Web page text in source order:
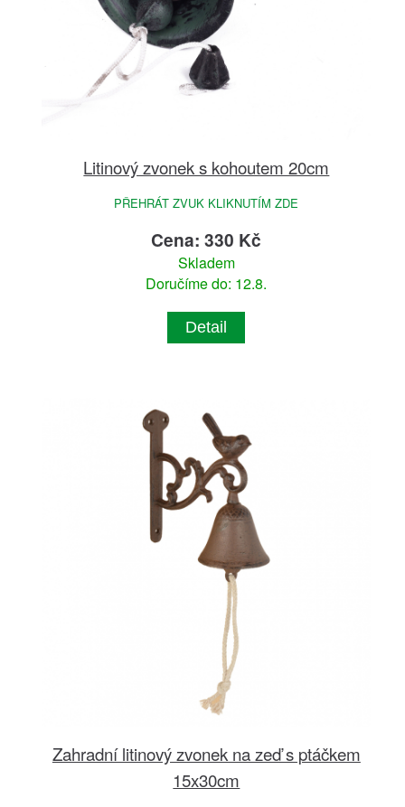
Litinový zvonek s kohoutem 20cm
PŘEHRÁT ZVUK KLIKNUTÍM ZDE
Cena: 330 Kč
Skladem
Doručíme do: 12.8.
Detail
Zahradní litinový zvonek na zeď s ptáčkem
15x30cm